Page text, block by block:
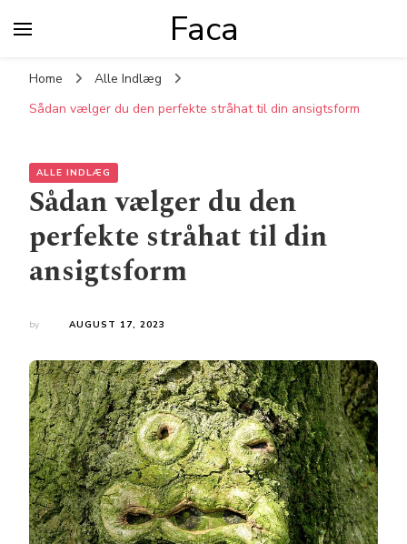
Faca
Home
Alle Indlæg
Sådan vælger du den perfekte stråhat til din ansigtsform
ALLE INDLÆG
Sådan vælger du den
perfekte stråhat til din
ansigtsform
by AUGUST 17, 2023